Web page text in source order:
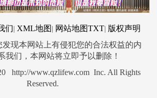
们| XML地图 | 网站地图TXT| 版权声明
发现本网站上有侵犯您的合法权益的内
我们，本网站将立即予以删除！
http://www.qzlifew.com Inc. All Rights
Reserved.